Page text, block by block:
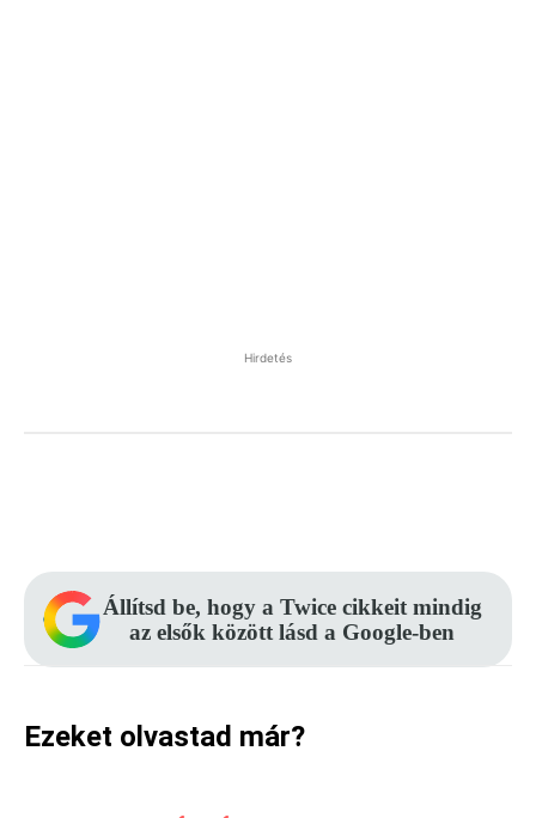
Hirdetés
Állítsd be, hogy a Twice cikkeit mindig
az elsők között lásd a Google-ben
Ezeket olvastad már?